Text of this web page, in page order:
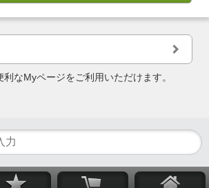
なMyページをご利用いただけます。